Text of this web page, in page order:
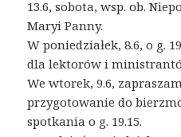
13.6, sobota, wsp. ob.
Maryi Panny.
W poniedziałek, 8.6, o g.
dla lektorów i
We wtorek, 9.6,
przygotowanie do
spotkania o g. 19.15.